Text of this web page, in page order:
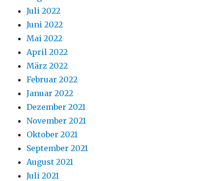
Juli 2022
Juni 2022
Mai 2022
April 2022
März 2022
Februar 2022
Januar 2022
Dezember 2021
November 2021
Oktober 2021
September 2021
August 2021
Juli 2021